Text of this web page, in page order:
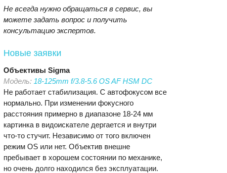
Не всегда нужно обращаться в сервис, вы
можете задать вопрос и получить
консультацию экспертов.
Новые заявки
Объективы Sigma
Модель: 18-125mm f/3.8-5.6 OS AF HSM DC
Не работает стабилизация. С автофокусом все
нормально. При изменении фокусного
расстояния примерно в диапазоне 18-24 мм
картинка в видоискателе дергается и внутри
что-то стучит. Независимо от того включен
режим OS или нет. Объектив внешне
пребывает в хорошем состоянии по механике,
но очень долго находился без эксплуатации.